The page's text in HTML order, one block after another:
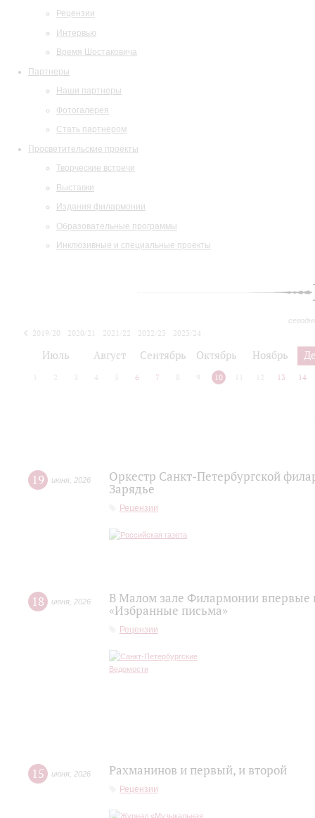
Рецензии
Интервью
Время Шостаковича
Партнеры
Наши партнеры
Фотогалерея
Стать партнером
Просветительские проекты
Творческие встречи
Выставки
Издания филармонии
Образовательные программы
Инклюзивные и специальные проекты
2019/20 2020/21 2021/22 2022/23
2023/24
Июль Август Сентябрь Октябрь Ноябрь
2 3 4 5 6 7 8 9 10 12 13 14
19 июня 2026
Оркестр Санкт‑Петербургской
Зарядье
Рецензии
18 июня 2026
В Малом зале Филармонии впервые
«Избранные письма»
Рецензии
15 июня 2026 Рахманинов и первый, и второй
Рецензии